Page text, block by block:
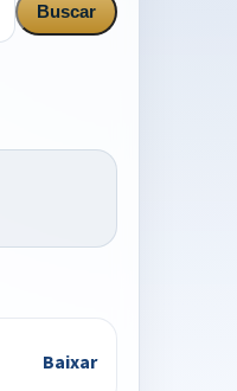
Buscar
Baixar